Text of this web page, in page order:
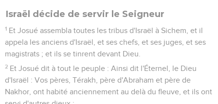
Israël décide de servir le Seigneur
1 Et Josué assembla toutes les tribus d'Israël à Sichem, et il
appela les anciens d'Israël, et ses chefs, et ses juges, et ses
magistrats ; et ils se tinrent devant Dieu.
2 Et Josué dit à tout le peuple : Ainsi dit l'Éternel, le Dieu
d'Israël : Vos pères, Térakh, père d'Abraham et père de
Nakhor, ont habité anciennement au delà du fleuve, et ils ont